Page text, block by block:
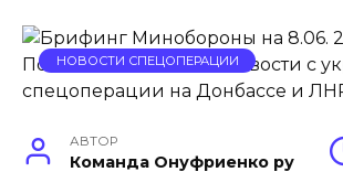
НОВОСТИ СПЕЦОПЕРАЦИИ
АВТОР
Команда Онуфриенко ру